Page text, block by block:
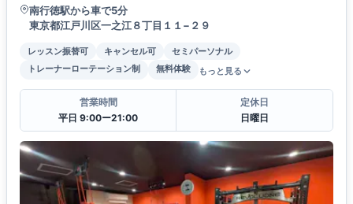
南行徳駅から車で5分
東京都江戸川区一之江８丁目１１−２９
レッスン振替可 キャンセル可
セミパーソナル
トレーナーローテーション制
無料体験 もっと見る
営業時間
平日 9:00ー21:00
定休日
日曜日